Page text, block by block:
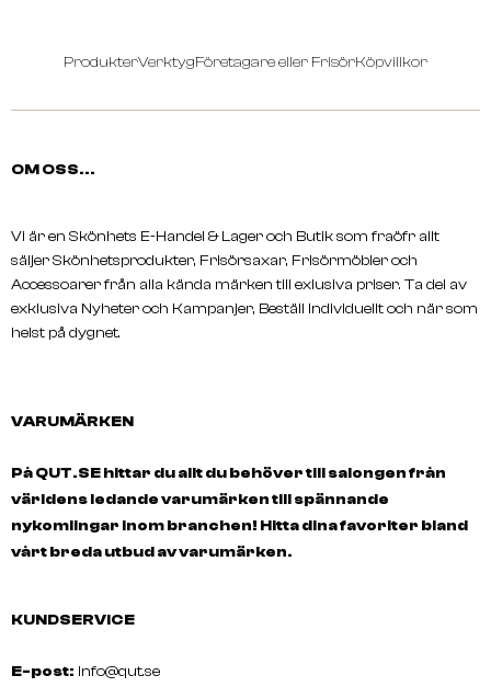
ProdukterVerktygFöretagare eller FrisörKöpvillkor
OM OSS...
Vi är en Skönhets E-Handel & Lager och Butik som fraöfr allt
säljer Skönhetsprodukter, Frisörsaxar, Frisörmöbler och
Accessoarer från alla kända märken till exlusiva priser. Ta del av
exklusiva Nyheter och Kampanjer, Beställ individuellt och när som
helst på dygnet.
VARUMÄRKEN
På QUT.SE hittar du allt du behöver till salongen från
världens ledande varumärken till spännande
nykomlingar inom branchen! Hitta dina favoriter bland
vårt breda utbud av varumärken.
KUNDSERVICE
E-post: info@qut.se